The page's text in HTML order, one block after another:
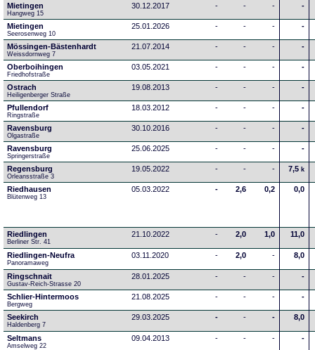
Mietingen
Hangweg 15
30.12.2017 - - - -
Mietingen
Seerosenweg 10
25.01.2026 - - - -
Mössingen-Bästenhardt
Weissdornweg 7
21.07.2014 - - - -
Oberboihingen
Friedhofstraße
03.05.2021 - - - -
Ostrach
Heiligenberger Straße
19.08.2013 - - - -
Pfullendorf
Ringstraße
18.03.2012 - - - -
Ravensburg
Olgastraße
30.10.2016 - - - -
Ravensburg
Springerstraße
25.06.2025 - - - -
Regensburg
Orleansstraße 3
19.05.2022 - - - 7,5k
Riedhausen
Blütenweg 13
05.03.2022 - 2,6 0,2 0,0
Riedlingen
Berliner Str. 41
21.10.2022 - 2,0 1,0 11,0
Riedlingen-Neufra
Panoramaweg
03.11.2020 - 2,0 - 8,0
Ringschnait
Gustav-Reich-Strasse 20
28.01.2025 - - - -
Schlier-Hintermoos
Bergweg
21.08.2025 - - - -
Seekirch
Haldenberg 7
29.03.2025 - - - 8,0
Seltmans
Amselweg 22
09.04.2013 - - - -